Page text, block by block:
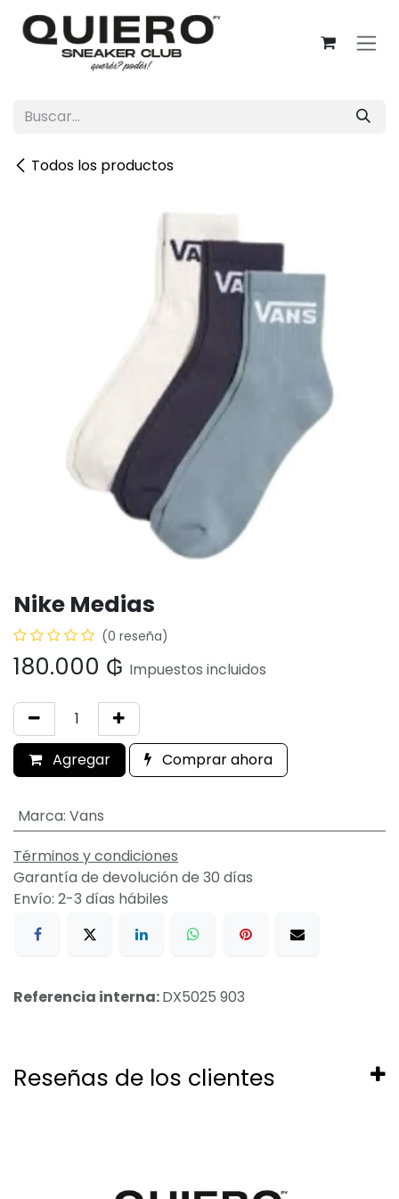
Ir al contenido
Todos los productos
Nike Medias
(0 reseña)
180.000 ₲ Impuestos incluidos
Agregar Comprar ahora
Marca: Vans
Términos y condiciones
Garantía de devolución de 30 días
Envío: 2-3 días hábiles
Referencia interna:DX5025 903
Reseñas de los clientes